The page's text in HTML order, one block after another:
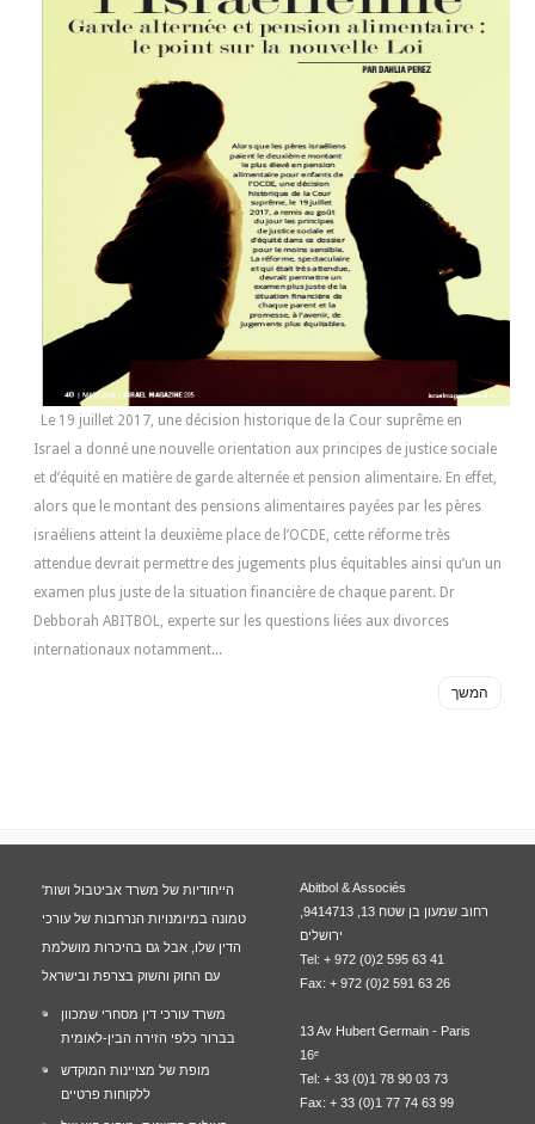
Le 19 juillet 2017, une décision historique de la Cour suprême en
Israel a donné une nouvelle orientation aux principes de justice sociale
et d’équité en matière de garde alternée et pension alimentaire. En effet,
alors que le montant des pensions alimentaires payées par les pères
israéliens atteint la deuxième place de l’OCDE, cette réforme très
attendue devrait permettre des jugements plus équitables ainsi qu’un un
examen plus juste de la situation financière de chaque parent. Dr
Debborah ABITBOL, experte sur les questions liées aux divorces
internationaux notamment...
המשך
הייחודיות של משרד אביטבול ושות'
טמונה במיומנויות הנרחבות של עורכי
הדין שלו, אבל גם בהיכרות מושלמת
עם החוק והשוק בצרפת ובישראל
משרד עורכי דין מסחרי שמכוון
בברור כלפי הזירה הבין-לאומית
מופת של מצויינות המוקדש
ללקוחות פרטיים
Abitbol & Associés
ירושלים
Tel: + 972 (0)2 595 63 41
Fax: + 972 (0)2 591 63 26
13 Av Hubert Germain - Paris
16ᵉ
Tel: + 33 (0)1 78 90 03 73
Fax: + 33 (0)1 77 74 63 99